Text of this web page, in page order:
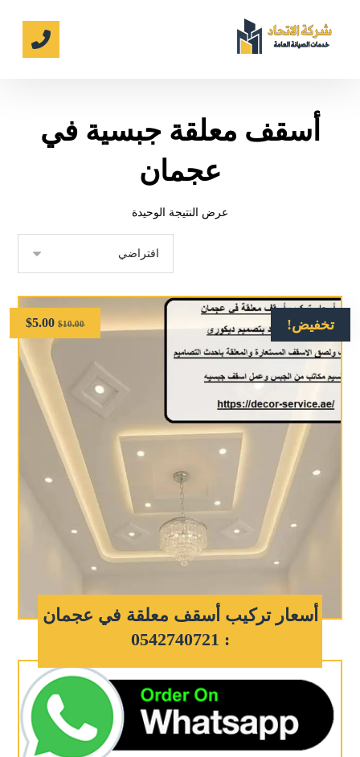
أسقف معلقة جبسية في
عجمان
عرض النتيجة الوحيدة
تخفيض!
أسعار تركيب أسقف معلقة في عجمان
: 0542740721
$10.00
$5.00